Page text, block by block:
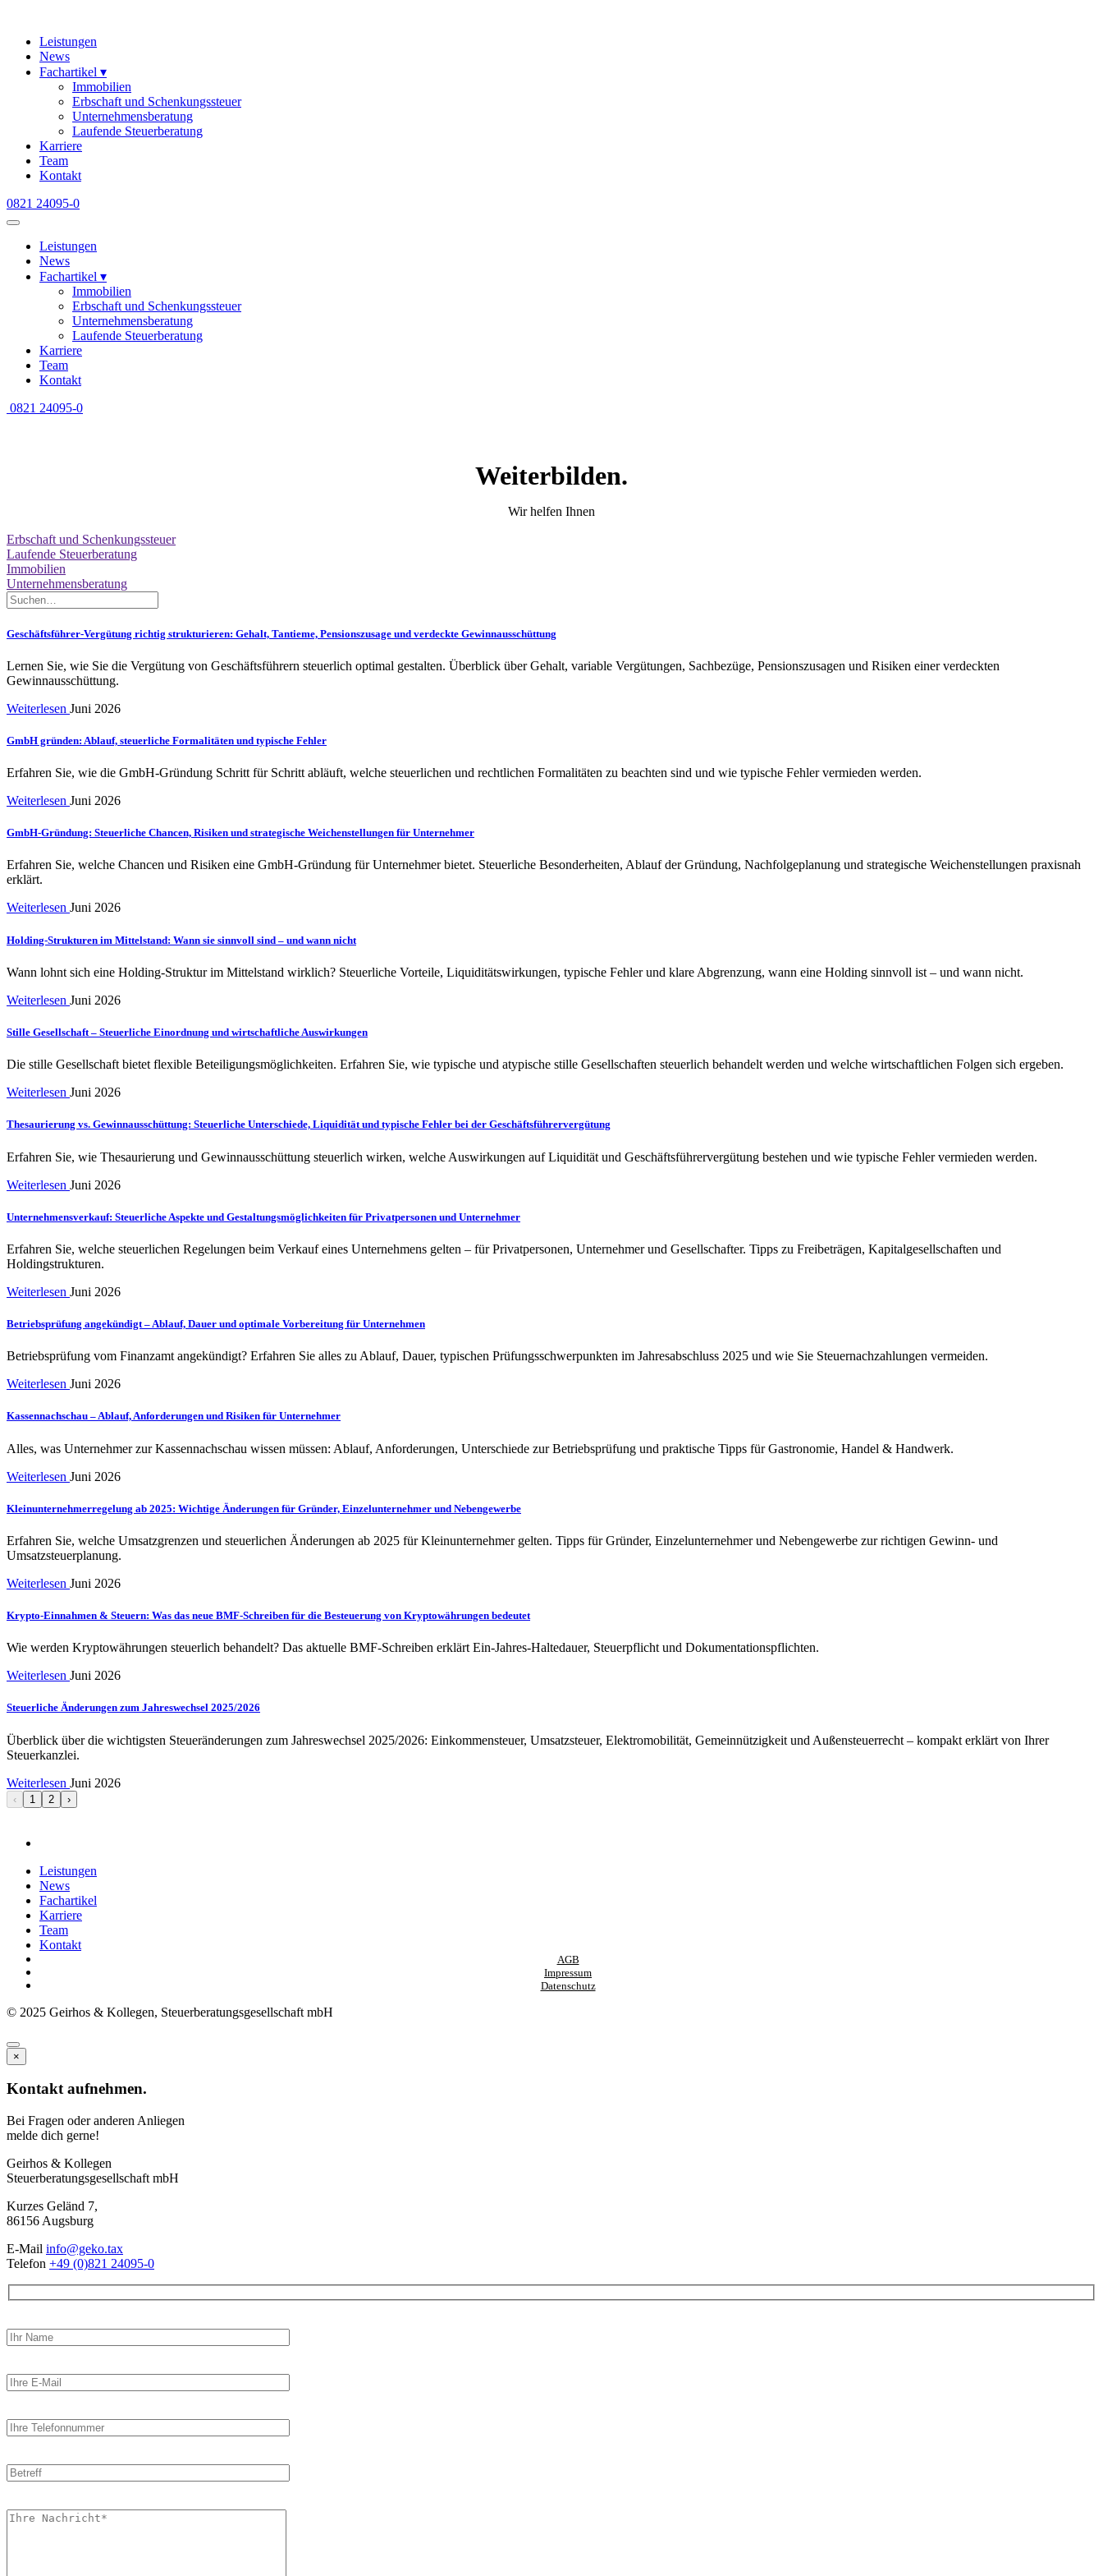
contentLeistungen
News
Fachartikel ▾
Immobilien
Erbschaft und Schenkungssteuer
Unternehmensberatung
Laufende Steuerberatung
Karriere
Team
Kontakt
0821 24095-0
Leistungen
News
Fachartikel ▾
Immobilien
Erbschaft und Schenkungssteuer
Unternehmensberatung
Laufende Steuerberatung
Karriere
Team
Kontakt
0821 24095-0
Weiterbilden.
Wir helfen Ihnen
Erbschaft und Schenkungssteuer
Laufende Steuerberatung
Immobilien
Unternehmensberatung
Geschäftsführer-Vergütung richtig strukturieren: Gehalt, Tantieme, Pensionszusage und verdeckte Gewinnausschüttung
Lernen Sie, wie Sie die Vergütung von Geschäftsführern steuerlich optimal gestalten. Überblick über Gehalt, variable Vergütungen, Sachbezüge, Pensionszusagen und Risiken einer verdeckten
Gewinnausschüttung.
Weiterlesen Juni 2026
GmbH gründen: Ablauf, steuerliche Formalitäten und typische Fehler
Erfahren Sie, wie die GmbH-Gründung Schritt für Schritt abläuft, welche steuerlichen und rechtlichen Formalitäten zu beachten sind und wie typische Fehler vermieden werden.
Weiterlesen Juni 2026
GmbH-Gründung: Steuerliche Chancen, Risiken und strategische Weichenstellungen für Unternehmer
Erfahren Sie, welche Chancen und Risiken eine GmbH-Gründung für Unternehmer bietet. Steuerliche Besonderheiten, Ablauf der Gründung, Nachfolgeplanung und strategische Weichenstellungen praxisnah
erklärt.
Weiterlesen Juni 2026
Holding-Strukturen im Mittelstand: Wann sie sinnvoll sind – und wann nicht
Wann lohnt sich eine Holding-Struktur im Mittelstand wirklich? Steuerliche Vorteile, Liquiditätswirkungen, typische Fehler und klare Abgrenzung, wann eine Holding sinnvoll ist – und wann nicht.
Weiterlesen Juni 2026
Stille Gesellschaft – Steuerliche Einordnung und wirtschaftliche Auswirkungen
Die stille Gesellschaft bietet flexible Beteiligungsmöglichkeiten. Erfahren Sie, wie typische und atypische stille Gesellschaften steuerlich behandelt werden und welche wirtschaftlichen Folgen sich ergeben.
Weiterlesen Juni 2026
Thesaurierung vs. Gewinnausschüttung: Steuerliche Unterschiede, Liquidität und typische Fehler bei der Geschäftsführervergütung
Erfahren Sie, wie Thesaurierung und Gewinnausschüttung steuerlich wirken, welche Auswirkungen auf Liquidität und Geschäftsführervergütung bestehen und wie typische Fehler vermieden werden.
Weiterlesen Juni 2026
Unternehmensverkauf: Steuerliche Aspekte und Gestaltungsmöglichkeiten für Privatpersonen und Unternehmer
Erfahren Sie, welche steuerlichen Regelungen beim Verkauf eines Unternehmens gelten – für Privatpersonen, Unternehmer und Gesellschafter. Tipps zu Freibeträgen, Kapitalgesellschaften und
Holdingstrukturen.
Weiterlesen Juni 2026
Betriebsprüfung angekündigt – Ablauf, Dauer und optimale Vorbereitung für Unternehmen
Betriebsprüfung vom Finanzamt angekündigt? Erfahren Sie alles zu Ablauf, Dauer, typischen Prüfungsschwerpunkten im Jahresabschluss 2025 und wie Sie Steuernachzahlungen vermeiden.
Weiterlesen Juni 2026
Kassennachschau – Ablauf, Anforderungen und Risiken für Unternehmer
Alles, was Unternehmer zur Kassennachschau wissen müssen: Ablauf, Anforderungen, Unterschiede zur Betriebsprüfung und praktische Tipps für Gastronomie, Handel & Handwerk.
Weiterlesen Juni 2026
Kleinunternehmerregelung ab 2025: Wichtige Änderungen für Gründer, Einzelunternehmer und Nebengewerbe
Erfahren Sie, welche Umsatzgrenzen und steuerlichen Änderungen ab 2025 für Kleinunternehmer gelten. Tipps für Gründer, Einzelunternehmer und Nebengewerbe zur richtigen Gewinn- und
Umsatzsteuerplanung.
Weiterlesen Juni 2026
Krypto-Einnahmen & Steuern: Was das neue BMF-Schreiben für die Besteuerung von Kryptowährungen bedeutet
Wie werden Kryptowährungen steuerlich behandelt? Das aktuelle BMF-Schreiben erklärt Ein-Jahres-Haltedauer, Steuerpflicht und Dokumentationspflichten.
Weiterlesen Juni 2026
Steuerliche Änderungen zum Jahreswechsel 2025/2026
Überblick über die wichtigsten Steueränderungen zum Jahreswechsel 2025/2026: Einkommensteuer, Umsatzsteuer, Elektromobilität, Gemeinnützigkeit und Außensteuerrecht – kompakt erklärt von Ihrer
Steuerkanzlei.
Weiterlesen Juni 2026
‹ 1 2 ›
Leistungen
News
Fachartikel
Karriere
Team
Kontakt
AGB
Impressum
Datenschutz
© 2025 Geirhos & Kollegen, Steuerberatungsgesellschaft mbH
×
Kontakt aufnehmen.
Bei Fragen oder anderen Anliegen
melde dich gerne!
Geirhos & Kollegen
Steuerberatungsgesellschaft mbH
Kurzes Geländ 7,
86156 Augsburg
E-Mail info@geko.tax
Telefon +49 (0)821 24095-0